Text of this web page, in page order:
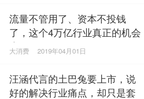
流量不管用了、资本不投钱
了，这个4万亿行业真正的机会
来了
大消费 2019年04月01日
汪涵代言的土巴兔要上市，说
好的解决行业痛点，却只是套